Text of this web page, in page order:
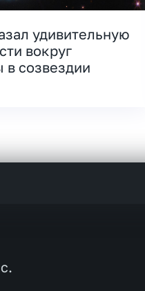
удивительную
вокруг
созвездии